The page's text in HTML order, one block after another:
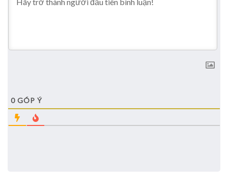
0 GÓP Ý